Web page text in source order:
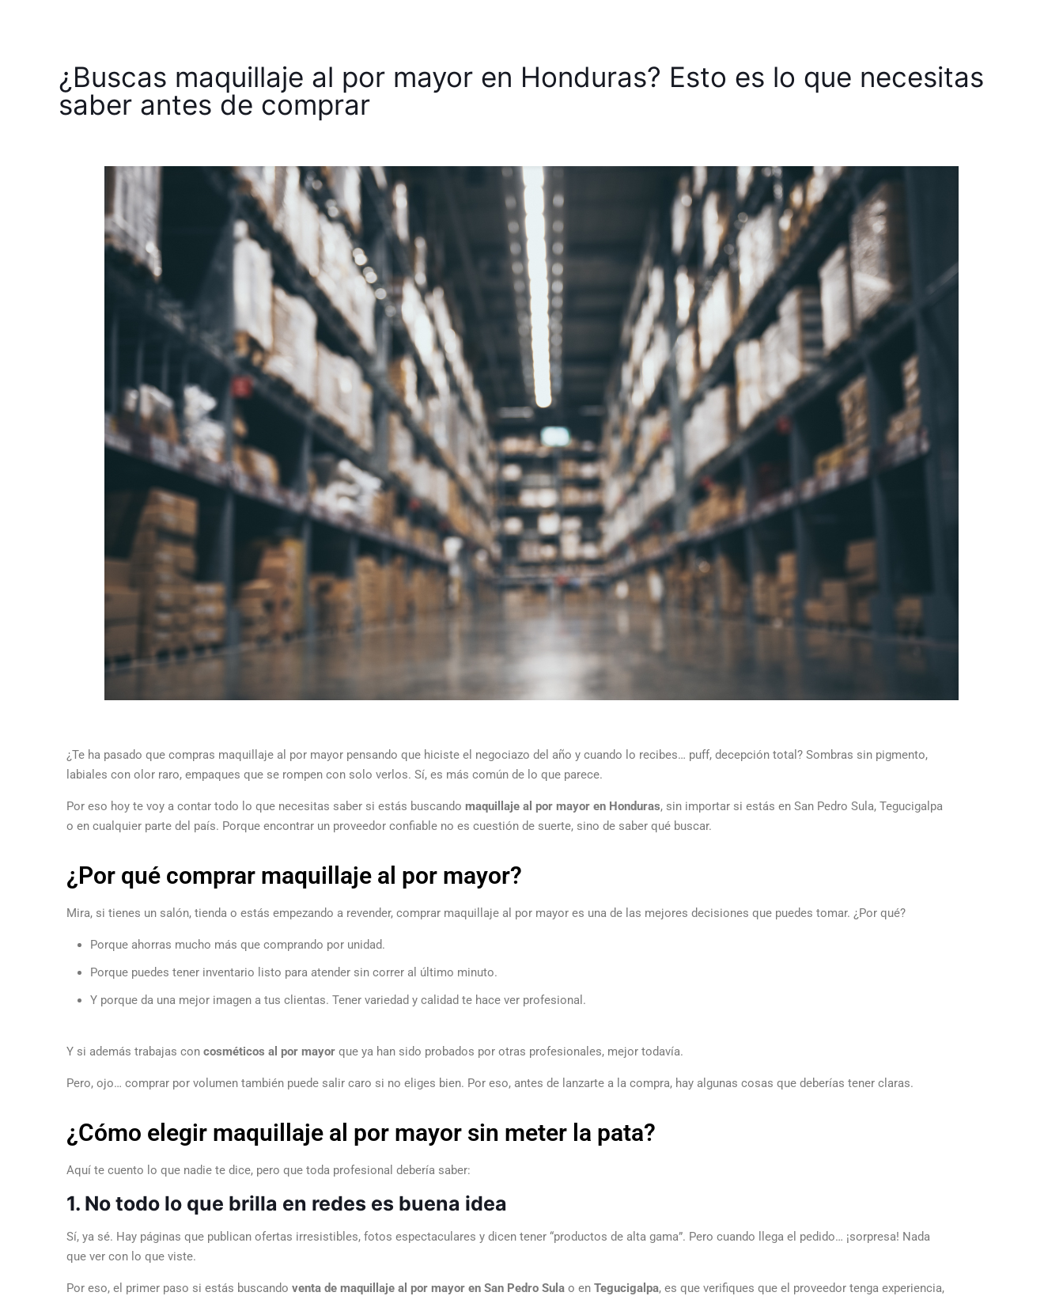
¿Buscas maquillaje al por mayor en Honduras? Esto es lo que necesitas
saber antes de comprar
¿Te ha pasado que compras maquillaje al por mayor pensando que hiciste el negociazo del año y cuando lo recibes… puff, decepción total? Sombras sin pigmento,
labiales con olor raro, empaques que se rompen con solo verlos. Sí, es más común de lo que parece.
Por eso hoy te voy a contar todo lo que necesitas saber si estás buscandomaquillaje al por mayor en Honduras, sin importar si estás en San Pedro Sula, Tegucigalpa
o en cualquier parte del país. Porque encontrar un proveedor confiable no es cuestión de suerte, sino de saber qué buscar.
¿Por qué comprar maquillaje al por mayor?
Mira, si tienes un salón, tienda o estás empezando a revender, comprar maquillaje al por mayor es una de las mejores decisiones que puedes tomar. ¿Por qué?
Porque ahorras mucho más que comprando por unidad.
Porque puedes tener inventario listo para atender sin correr al último minuto.
Y porque da una mejor imagen a tus clientas. Tener variedad y calidad te hace ver profesional.
Y si además trabajas concosméticos al por mayor que ya han sido probados por otras profesionales, mejor todavía.
Pero, ojo… comprar por volumen también puede salir caro si no eliges bien. Por eso, antes de lanzarte a la compra, hay algunas cosas que deberías tener claras.
¿Cómo elegir maquillaje al por mayor sin meter la pata?
Aquí te cuento lo que nadie te dice, pero que toda profesional debería saber:
1. No todo lo que brilla en redes es buena idea
Sí, ya sé. Hay páginas que publican ofertas irresistibles, fotos espectaculares y dicen tener “productos de alta gama”. Pero cuando llega el pedido… ¡sorpresa! Nada
que ver con lo que viste.
Por eso, el primer paso si estás buscandoventa de maquillaje al por mayor en San Pedro Sula o enTegucigalpa, es que verifiques que el proveedor tenga experiencia,